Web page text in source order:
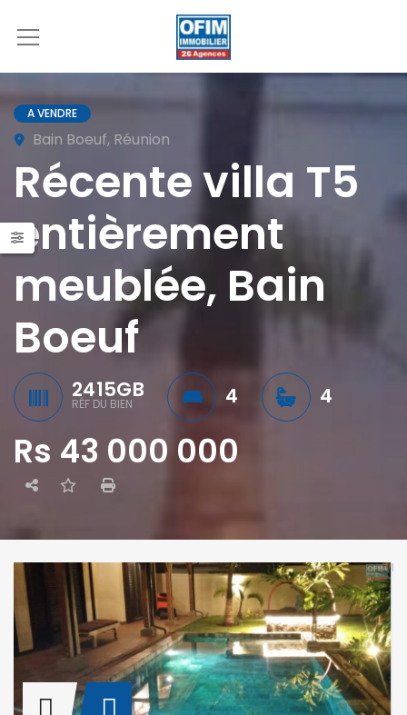
A VENDRE
Bain Boeuf, Réunion
Récente villa T5
entièrement
meublée, Bain
Boeuf
2415GB
RÉF DU BIEN 4 4
Rs 43 000 000